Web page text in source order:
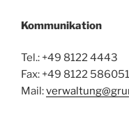
Kommunikation
Tel.: +49 8122 4443
Fax: +49 8122
Mail: